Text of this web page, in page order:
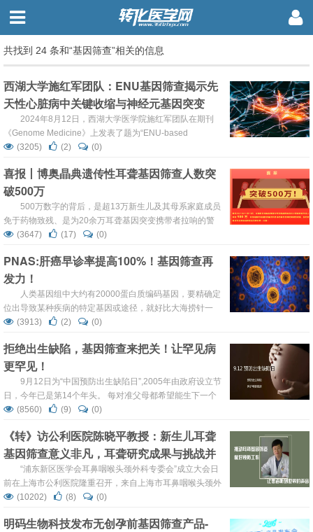
共找到 24 条和“基因筛查”相关的信息
西湖大学施红军团队：ENU基因筛查揭示先
天性心脏病中关键收缩与神经元基因突变
2024年8月12日，西湖大学医学院施红军团队在期刊
《Genome Medicine》上发表了题为“ENU-based
dominant genetic screen identifies contractile and
究论文。研究结果表明，影响发育中心脏早期血流动力学扰
动的基因突变...
(3205) (2) (0)
喜报丨博奥晶典遗传性耳聋基因筛查人数突
破500万
500万数字的背后，是超13万新生儿及其母系家庭成员
免于药物致残、是为20余万耳聋基因突变携带者拉响的警
报，这项工程使我国一跃成为国际上规模最大的遗传性耳聋
的“芯”利器不断助力临床更快、更准、更多地发现遗传性耳
聋基因携带者、环境因素致聋易感者及药物性聋易感基因变
异携带者的决心； 500万数字的背后，是博奥晶典遗传...
(3647) (17) (0)
PNAS:肝癌早诊率提高100%！基因筛查再
发力！
人类基因组中大约有20000蛋白质编码基因，要精确定
位出导致某种疾病的特定基因或途径，就好比大海捞针一
样。肝细胞癌（HCC）的情况也是如此，研究发现HCC患
的治疗方法极其困难。日前，由大阪大学的Tetsuo
Takehara教授领导的研究小组利用一种新技术，可以找到与
肝癌发展相关的基因和传导途径...
(3913) (2) (0)
拒绝出生缺陷，基因筛查来把关！让罕见病
更罕见！
9月12日为“中国预防出生缺陷日”,2005年由政府设立节
日，今年已是第14个年头。 每对准父母都希望能生下一个
健康聪慧的孩子，但是由于遗传、环境、生物、化学等各种
个有缺陷的孩子，毁掉的则是一个家庭甚至是几个家庭。 根
据数据显示，我国是出生缺陷高发国家，出生缺陷总发生率
为5....
(8560) (9) (0)
《转》访公利医院陈晓平教授：新生儿耳聋
基因筛查意义非凡，耳聋研究成果与挑战并
存！“浦东新区医学会耳鼻咽喉头颈外科专委会”成立大会日
前在上海市公利医院隆重召开，来自上海市耳鼻咽喉头颈外
科相关领域领导、专家学者、大腕们聚集一堂，共同见证这
所在公利医院对其进行访谈，以下是访谈具体内容： 我国耳
(10202) (8) (0)
明码生物科技发布无创孕前基因筛查产品-